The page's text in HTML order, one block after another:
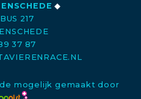
◆
217
37 87
mogelijk gemaakt door